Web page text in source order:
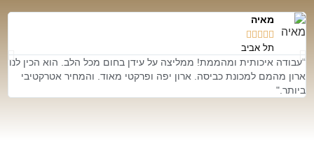
מאיה





תל אביב
"עבודה איכותית ומהממת! ממליצה על עידן בחום מכל הלב. הוא הכין לנו
ארון מהמם למכונת כביסה. ארון יפה ופרקטי מאוד. והמחיר אטרקטיבי
ביותר."